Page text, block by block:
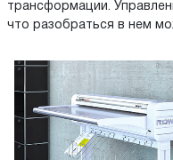
трансформации.
что разобраться в нем